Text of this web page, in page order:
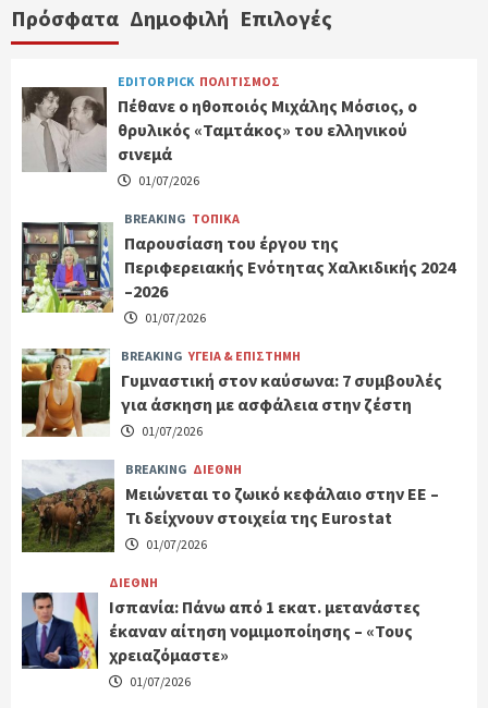
Πρόσφατα Δημοφιλή Επιλογές
EDITOR PICK ΠΟΛΙΤΙΣΜΟΣ
Πέθανε ο ηθοποιός Μιχάλης Μόσιος, ο
θρυλικός «Ταμτάκος» του ελληνικού
σινεμά
01/07/2026
BREAKING ΤΟΠΙΚΑ
Παρουσίαση του έργου της
Περιφερειακής Ενότητας Χαλκιδικής 2024
–2026
01/07/2026
BREAKING ΥΓΕΙΑ & ΕΠΙΣΤΗΜΗ
Γυμναστική στον καύσωνα: 7 συμβουλές
για άσκηση με ασφάλεια στην ζέστη
01/07/2026
BREAKING ΔΙΕΘΝΗ
Μειώνεται το ζωικό κεφάλαιο στην ΕΕ –
Τι δείχνουν στοιχεία της Eurostat
01/07/2026
ΔΙΕΘΝΗ
Ισπανία: Πάνω από 1 εκατ. μετανάστες
έκαναν αίτηση νομιμοποίησης – «Τους
χρειαζόμαστε»
01/07/2026